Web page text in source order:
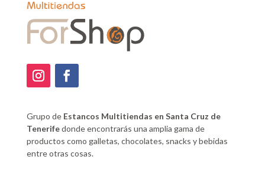
Grupo de Estancos Multitiendas en Santa Cruz de
Tenerifedonde encontrarás una amplia gama de
productos como galletas, chocolates, snacks y bebidas
entre otras cosas.